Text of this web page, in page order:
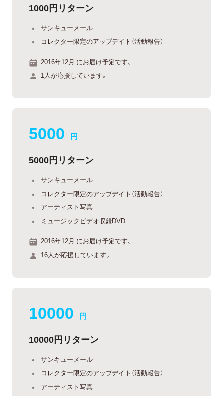
1000円リターン
サンキューメール
コレクター限定のアップデイト（活動報告）
2016年12月 にお届け予定です。
1人が応援しています。
5000 円
5000円リターン
サンキューメール
コレクター限定のアップデイト（活動報告）
アーティスト写真
ミュージックビデオ収録DVD
2016年12月 にお届け予定です。
16人が応援しています。
10000 円
10000円リターン
サンキューメール
コレクター限定のアップデイト（活動報告）
アーティスト写真